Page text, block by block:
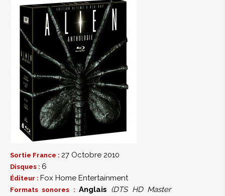
Sortie France : 27 Octobre 2010
Disques : 6
Éditeur : Fox Home Entertainment
Formats sonores : Anglais (DTS HD Master